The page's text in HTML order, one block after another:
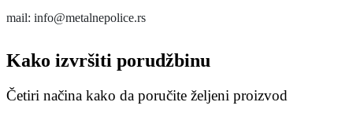
mail: info@metalnepolice.rs
Kako izvršiti porudžbinu
Četiri načina kako da poručite željeni proizvod